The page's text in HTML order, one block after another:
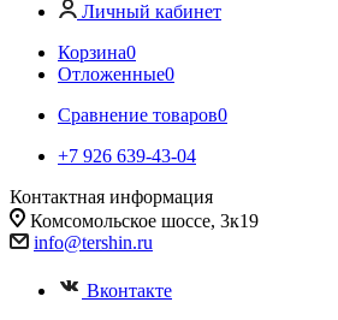
Личный кабинет
Корзина0
Отложенные0
Сравнение товаров0
+7 926 639-43-04
Контактная информация
Комсомольское шоссе, 3к19
info@tershin.ru
Вконтакте